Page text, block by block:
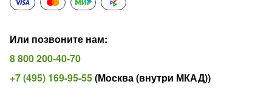
Или позвоните нам:
8 800 200-40-70
+7 (495) 169-95-55(Москва (внутри МКАД))